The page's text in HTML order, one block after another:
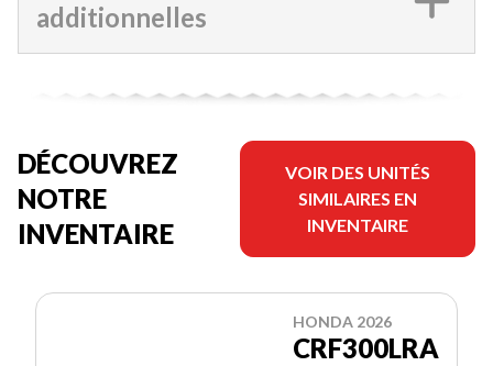
additionnelles
DÉCOUVREZ
NOTRE
INVENTAIRE
VOIR DES UNITÉS
SIMILAIRES EN
INVENTAIRE
HONDA 2026
CRF300LRA